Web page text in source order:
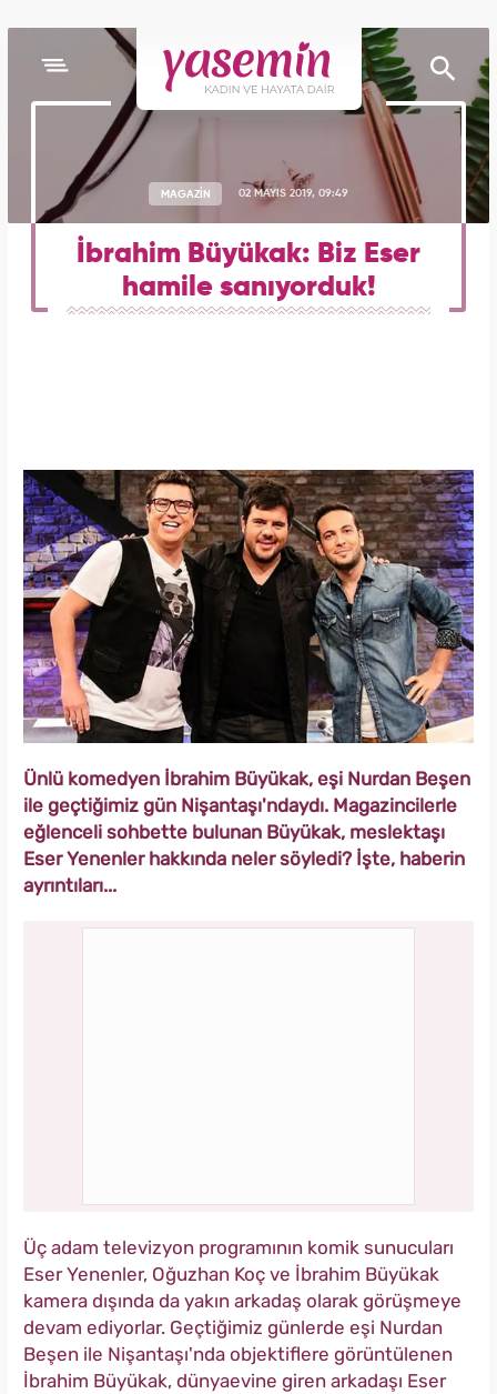
MAGAZİN 02 MAYIS 2019, 09:49
İbrahim Büyükak: Biz Eser
hamile sanıyorduk!
Ünlü komedyen İbrahim Büyükak, eşi Nurdan Beşen
ile geçtiğimiz gün Nişantaşı'ndaydı. Magazincilerle
eğlenceli sohbette bulunan Büyükak, meslektaşı
Eser Yenenler hakkında neler söyledi? İşte, haberin
ayrıntıları...
Üç adam televizyon programının komik sunucuları
Eser Yenenler, Oğuzhan Koç ve İbrahim Büyükak
kamera dışında da yakın arkadaş olarak görüşmeye
devam ediyorlar. Geçtiğimiz günlerde eşi Nurdan
Beşen ile Nişantaşı'nda objektiflere görüntülenen
İbrahim Büyükak, dünyaevine giren arkadaşı Eser